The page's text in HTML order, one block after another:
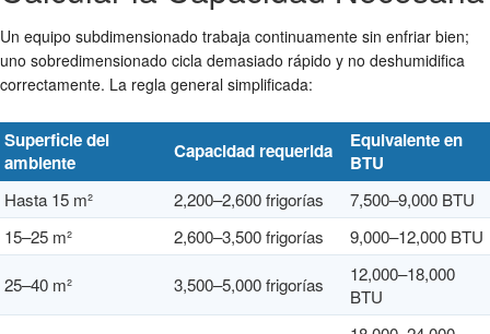
Un equipo subdimensionado trabaja continuamente sin enfriar bien;
uno sobredimensionado cicla demasiado rápido y no deshumidifica
correctamente. La regla general simplificada:
Superficie del
ambiente
Capacidad requerida
Equivalente en
BTU
Hasta 15 m² 2,200–2,600 frigorías
7,500–9,000 BTU
15–25 m²
2,600–3,500 frigorías 9,000–12,000 BTU
25–40 m² 3,500–5,000 frigorías
12,000–18,000
BTU